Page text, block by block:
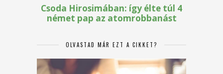
OLVASTAD MÁR EZT A CIKKET?